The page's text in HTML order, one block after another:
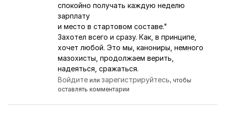
спокойно получать каждую неделю
зарплату
и место в стартовом составе."
Захотел всего и сразу. Как, в принципе,
хочет любой. Это мы, канониры, немного
мазохисты, продолжаем верить,
надеяться, сражаться.
Войдите илизарегистрируйтесь, чтобы
оставлять комментарии